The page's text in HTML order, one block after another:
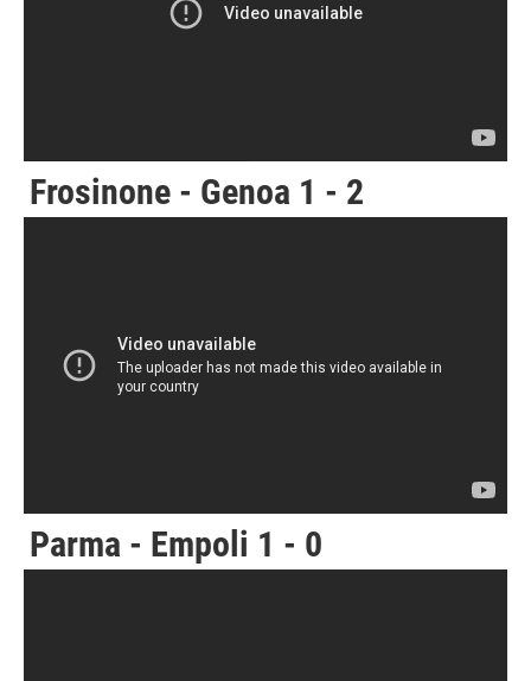
Frosinone - Genoa 1 - 2
Parma - Empoli 1 - 0